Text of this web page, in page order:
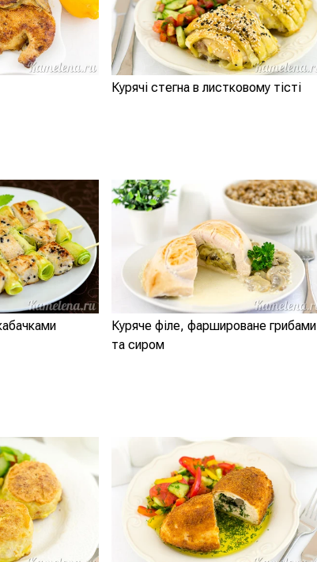
Курячі стегна в листковому тісті
Куряче філе, фаршироване грибами
та сиром